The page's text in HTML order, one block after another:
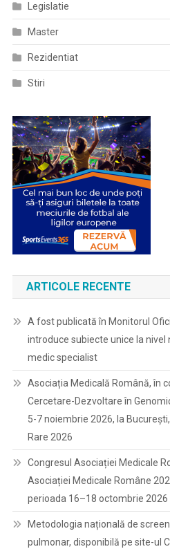
Legislatie
Master
Rezidentiat
Stiri
ARTICOLE RECENTE
A fost publicată în Monitorul
introduce subiecte unice la
medic specialist
Asociația Medicală Română, în
Cercetare-Dezvoltare în
5-7 noiembrie 2026, la
Rare 2026
Congresul Asociației Medicale
Asociației Medicale Române
perioada 16–18 octombrie 2026
Metodologia națională de
pulmonar, disponibilă pe site-ul